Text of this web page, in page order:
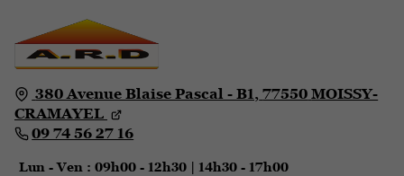
380 Avenue Blaise Pascal - B1, 77550 MOISSY-
CRAMAYEL
09 74 56 27 16
Lun - Ven: 09h00 - 12h30 | 14h30 - 17h00